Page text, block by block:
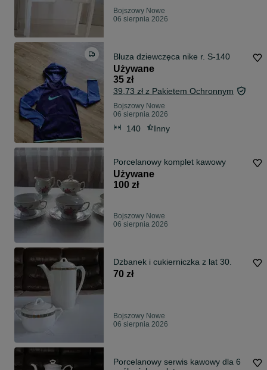
Bojszowy Nowe
06 sierpnia 2026
Bluza dziewczęca nike r. S-140
Używane
35 zł
39,73 zł z Pakietem Ochronnym
Bojszowy Nowe
06 sierpnia 2026
140 Inny
Porcelanowy komplet kawowy
Używane
100 zł
Bojszowy Nowe
06 sierpnia 2026
Dzbanek i cukierniczka z lat 30.
70 zł
Bojszowy Nowe
06 sierpnia 2026
Porcelanowy serwis kawowy dla 6